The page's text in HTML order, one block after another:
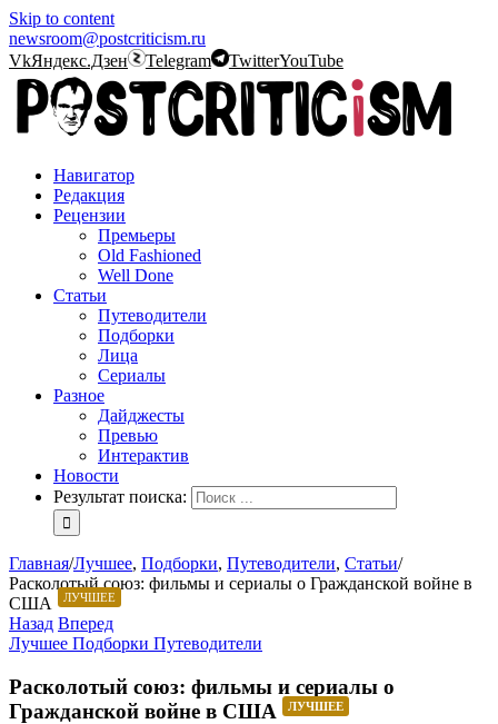
Skip to content
newsroom@postcriticism.ru
VkЯндекс.Дзен Telegram TwitterYouTube
Навигатор
Редакция
Рецензии
Премьеры
Old Fashioned
Well Done
Статьи
Путеводители
Подборки
Лица
Сериалы
Разное
Дайджесты
Превью
Интерактив
Новости
Результат поиска:
Главная/Лучшее, Подборки, Путеводители, Статьи/
Расколотый союз: фильмы и сериалы о Гражданской войне в
США
ЛУЧШЕЕ
Назад Вперед
Лучшее Подборки Путеводители
Расколотый союз: фильмы и сериалы о
Гражданской войне в США
ЛУЧШЕЕ